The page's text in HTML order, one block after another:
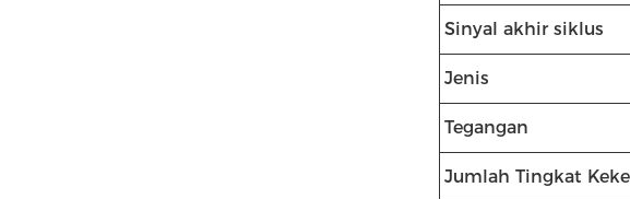
Sinyal akhir siklus
Jenis
Tegangan
Jumlah Tingkat